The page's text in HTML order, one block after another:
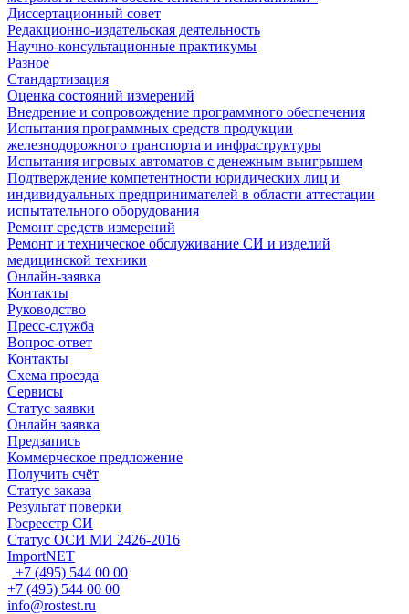
Диссертационный совет
Редакционно-издательская деятельность
Научно-консультационные практикумы
Разное
Стандартизация
Оценка состояний измерений
Внедрение и сопровождение программного обеспечения
Испытания программных средств продукции
железнодорожного транспорта и инфраструктуры
Испытания игровых автоматов с денежным выигрышем
Подтверждение компетентности юридических лиц и
индивидуальных предпринимателей в области аттестации
испытательного оборудования
Ремонт средств измерений
Ремонт и техническое обслуживание СИ и изделий
медицинской техники
Онлайн-заявка
Контакты
Руководство
Пресс-служба
Вопрос-ответ
Контакты
Схема проезда
Сервисы
Статус заявки
Онлайн заявка
Предзапись
Коммерческое предложение
Получить счёт
Статус заказа
Результат поверки
Госреестр СИ
Статус ОСИ МИ 2426-2016
ImportNET
+7 (495) 544 00 00
+7 (495) 544 00 00
info@rostest.ru